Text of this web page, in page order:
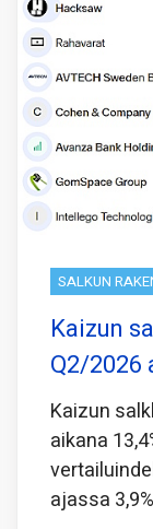
SALKUN
Kaizun
Q2/2026
Kaizun
aikana
ajassa